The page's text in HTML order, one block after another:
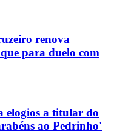
renova
para duelo com
elogios a titular do
ao Pedrinho'